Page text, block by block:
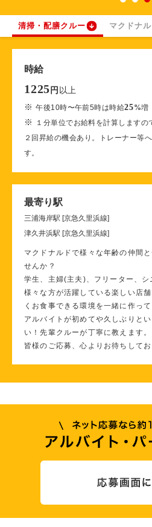
清掃・配膳クルー マクドナ
時給
1225 円 以上
※午後10時〜午前5時は時給25%増
※
１分単位でお給料を計算します
２回昇給の機会あり。トレーナー等
す。
最寄り駅
三浦海岸駅 [京急久里浜線]
津久井浜駅 [京急久里浜線]
マクドナルドで様々な年齢の仲間
せんか？
学生、主婦(主夫)、フリーター、シ
様々な方が活躍している楽しい店
くお食事できる環境を一緒に作って
アルバイトが初めてや久しぶりと
い！先輩クルーが丁寧に教えます。
皆様のご応募、心よりお待ちしてお